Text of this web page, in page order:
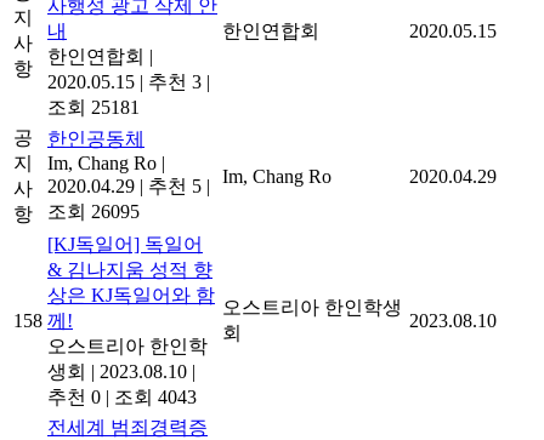
지
사
항
사행성 광고 삭제 안
내
한인연합회 |
2020.05.15 | 추천 3 |
조회 25181
한인연합회 2020.05.15
공
지
사
항
한인공동체
Im, Chang Ro |
2020.04.29 | 추천 5 |
조회 26095
Im, Chang Ro 2020.04.29
158
[KJ독일어] 독일어
& 김나지움 성적 향
상은 KJ독일어와 함
께!
오스트리아 한인학
생회 | 2023.08.10 |
추천 0 | 조회 4043
오스트리아 한인학생
회
2023.08.10
전세계 범죄경력증